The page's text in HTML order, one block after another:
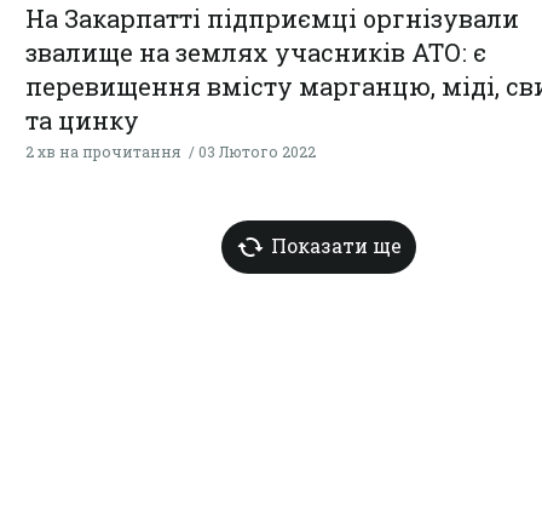
На Закарпатті підприємці оргнізували
звалище на землях учасників АТО: є
перевищення вмісту марганцю, міді,
та цинку
2 хв на прочитання 03 Лютого 2022
Показати ще